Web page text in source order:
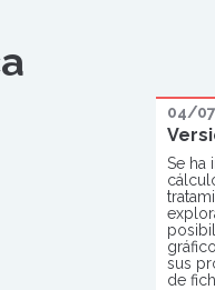
04/
Se ha
sus
de